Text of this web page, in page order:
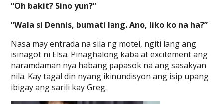
“Oh bakit? Sino yun?”
“Wala si Dennis, bumati lang. Ano, liko ko na ha?”
Nasa may entrada na sila ng motel, ngiti lang ang
isinagot ni Elsa. Pinaghalong kaba at excitement ang
naramdaman nya habang papasok na ang sasakyan
nila. Kay tagal din nyang ikinundisyon ang isip upang
ibigay ang sarili kay Greg.